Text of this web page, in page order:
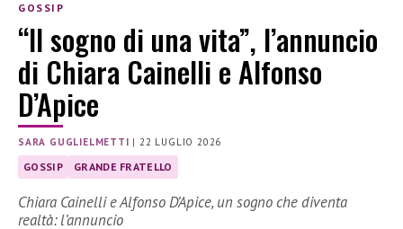
GOSSIP
“Il sogno di una vita”, l’annuncio
di Chiara Cainelli e Alfonso
D’Apice
SARA GUGLIELMETTI | 22 LUGLIO 2026
GOSSIP GRANDE FRATELLO
Chiara Cainelli e Alfonso D’Apice, un sogno che diventa
realtà: l’annuncio